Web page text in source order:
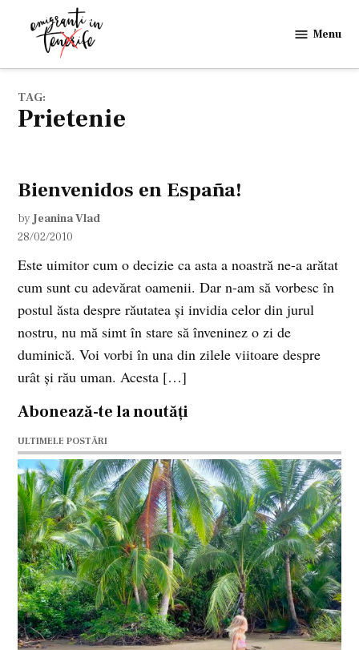
in
Menu
TAG:
prietenie
Bienvenidos en España!
by Jeanina Vlad
28/02/2010
Este uimitor cum o decizie ca asta a noastră ne-a arătat
cum sunt cu adevărat oamenii. Dar n-am să vorbesc în
postul ăsta despre răutatea şi invidia celor din jurul
nostru, nu mă simt în stare să înveninez o zi de
duminică. Voi vorbi în una din zilele viitoare despre
urât şi rău uman. Acesta […]
Abonează-te la noutăți
ULTIMELE POSTĂRI